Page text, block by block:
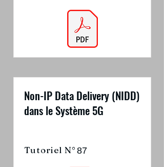
Non-IP Data Delivery (NIDD)
dans le Système 5G
Tutoriel N° 87